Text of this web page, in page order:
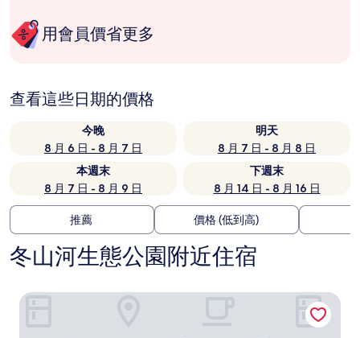
用會員價省更多
查看這些日期的價格
今晚
8 月 6 日 - 8 月 7 日
明天
8 月 7 日 - 8 月 8 日
本週末
8 月 7 日 - 8 月 9 日
下週末
8 月 14 日 - 8 月 16 日
推薦 價格 (低到高)
冬山河生態公園附近住宿
原宿．MHL48